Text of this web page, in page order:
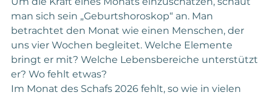
man sich sein „Geburtshoroskop“ an. Man
betrachtet den Monat wie einen Menschen, der
uns vier Wochen begleitet. Welche Elemente
bringt er mit? Welche Lebensbereiche unterstützt
er? Wo fehlt etwas?
Im Monat des Schafs 2026 fehlt, so wie in vielen